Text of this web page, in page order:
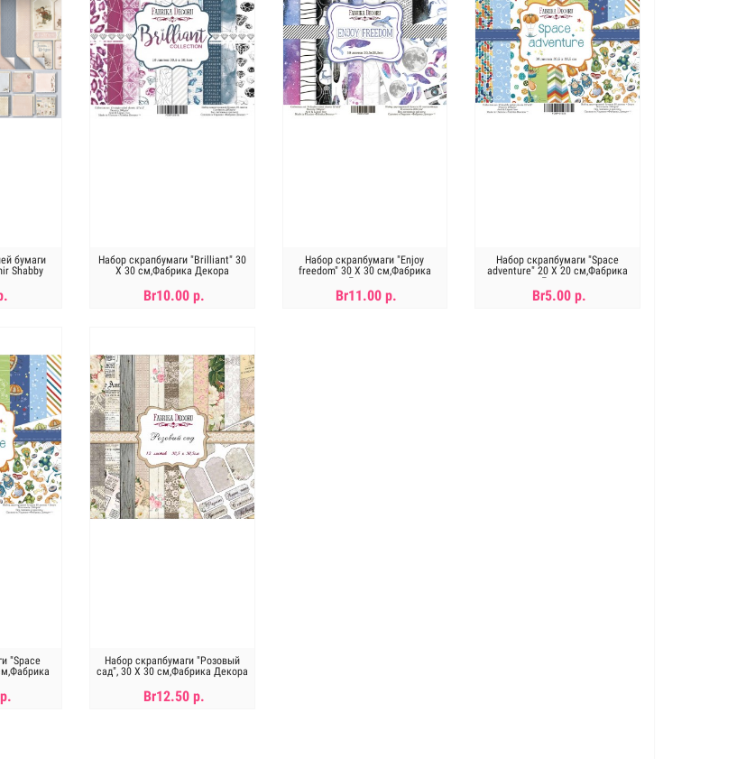
бумаги
Shabby
Набор скрапбумаги "Brilliant" 30
Х 30 см,Фабрика Декора
Br10.00 р.
Набор скрапбумаги "Enjoy
freedom" 30 Х 30 см,Фабрика
Декора
Br11.00 р.
Набор скрапбумаги "Space
adventure" 20 Х 20 см,Фабрика
Декора
Br5.00 р.
"Space
Набор скрапбумаги "Розовый
сад", 30 Х 30 см,Фабрика Декора
Br12.50 р.